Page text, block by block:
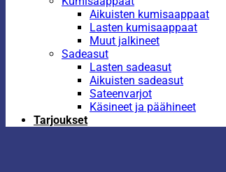
Aikuisten kumisaappaat
Lasten kumisaappaat
Muut jalkineet
Sadeasut
Lasten sadeasut
Aikuisten sadeasut
Sateenvarjot
Käsineet ja päähineet
Tarjoukset